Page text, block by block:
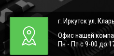
г. Иркутск ул.
Офис нашей
Пн - Пт с 9-00 до